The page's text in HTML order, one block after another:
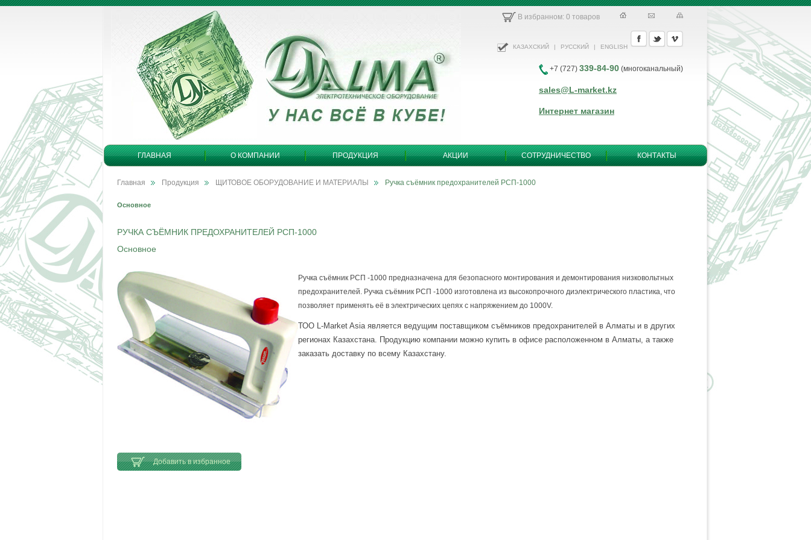
В избранном: 0 товаров
КАЗАХСКИЙ | РУССКИЙ | ENGLISH
+7 (727) 339-84-90 (многоканальный)
sales@L-market.kz
Интернет магазин
ГЛАВНАЯ О КОМПАНИИ ПРОДУКЦИЯ АКЦИИ СОТРУДНИЧЕСТВО КОНТАКТЫ
Главная Продукция ЩИТОВОЕ ОБОРУДОВАНИЕ И МАТЕРИАЛЫ Ручка съёмник предохранителей РСП-1000
Основное
РУЧКА СЪЁМНИК ПРЕДОХРАНИТЕЛЕЙ РСП-1000
Основное
Ручка съёмник РСП -1000 предназначена для безопасного монтирования и демонтирования низковольтных
предохранителей. Ручка съёмник РСП -1000 изготовлена из высокопрочного диэлектрического пластика, что
позволяет применять её в электрических цепях с напряжением до 1000V.
ТОО L-Market Asia является ведущим поставщиком съёмников предохранителей в Алматы и в других
регионах Казахстана. Продукцию компании можно купить в офисе расположенном в Алматы, а также
заказать доставку по всему Казахстану.
Добавить в избранное